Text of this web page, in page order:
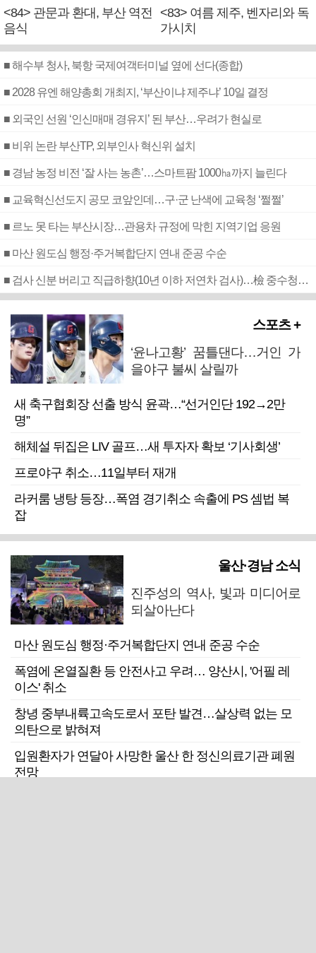
<84> 관문과 환대, 부산 역전
음식
<83> 여름 제주, 벤자리와 독
가시치
■ 해수부 청사, 북항 국제여객터미널 옆에 선다(종합)
■ 2028 유엔 해양총회 개최지, ‘부산이냐 제주냐’ 10일 결정
■ 외국인 선원 ‘인신매매 경유지’ 된 부산…우려가 현실로
■ 비위 논란 부산TP, 외부인사 혁신위 설치
■ 경남 농정 비전 ‘잘 사는 농촌’…스마트팜 1000㏊까지 늘린다
■ 교육혁신선도지 공모 코앞인데…구·군 난색에 교육청 ‘쩔쩔’
■ 르노 못 타는 부산시장…관용차 규정에 막힌 지역기업 응원
■ 마산 원도심 행정·주거복합단지 연내 준공 수순
■ 검사 신분 버리고 직급하향(10년 이하 저연차 검사)…檢 중수청행 기피
스포츠 +
‘윤나고황’ 꿈틀댄다…거인 가
을야구 불씨 살릴까
새 축구협회장 선출 방식 윤곽…“선거인단 192→2만
명”
해체설 뒤집은 LIV 골프…새 투자자 확보 ‘기사회생’
프로야구 취소…11일부터 재개
라커룸 냉탕 등장…폭염 경기취소 속출에 PS 셈법 복
잡
울산·경남 소식
진주성의 역사, 빛과 미디어로
되살아난다
마산 원도심 행정·주거복합단지 연내 준공 수순
폭염에 온열질환 등 안전사고 우려… 양산시, '어필 레
이스' 취소
창녕 중부내륙고속도로서 포탄 발견…살상력 없는 모
의탄으로 밝혀져
입원환자가 연달아 사망한 울산 한 정신의료기관 폐원
전망